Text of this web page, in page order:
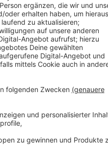
Grab ein Bronzekreuz, von
ermittelt die Polizei schon.
in die Friedhofskapelle
hier jedoch nichts gestohlen.